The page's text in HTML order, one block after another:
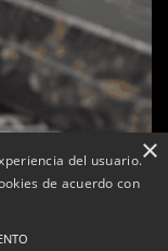
en nou punt
×
del usuario.
de acuerdo con